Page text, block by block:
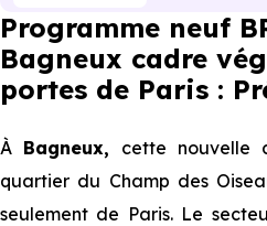
Programme neuf
Bagneux cadre
portes de Paris :
À Bagneux, cette nouvelle
quartier du Champ des
seulement de Paris. Le